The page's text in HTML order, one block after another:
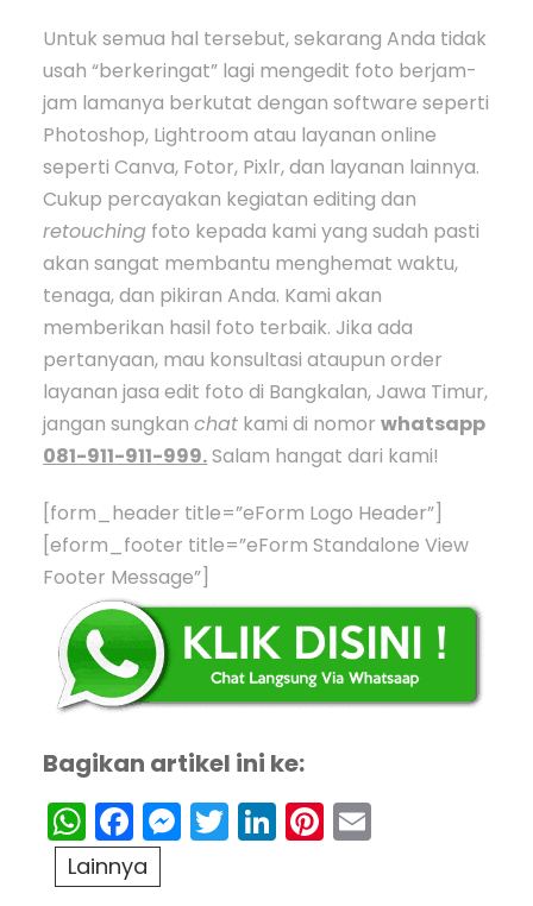
Untuk semua hal tersebut, sekarang Anda tidak
usah “berkeringat” lagi mengedit foto berjam-
jam lamanya berkutat dengan software seperti
Photoshop, Lightroom atau layanan online
seperti Canva, Fotor, Pixlr, dan layanan lainnya.
Cukup percayakan kegiatan editing dan
retouching foto kepada kami yang sudah pasti
akan sangat membantu menghemat waktu,
tenaga, dan pikiran Anda. Kami akan
memberikan hasil foto terbaik. Jika ada
pertanyaan, mau konsultasi ataupun order
layanan jasa edit foto di Bangkalan, Jawa Timur,
jangan sungkanchat kami di nomorwhatsapp
081-911-911-999.Salam hangat dari kami!
[form_header title=”eForm Logo Header”]
[eform_footer title=”eForm Standalone View
Footer Message”]
Bagikan artikel ini ke:
WhatsApp
Facebook
Messenger
Twitter
LinkedIn
Pinterest
Lainnya